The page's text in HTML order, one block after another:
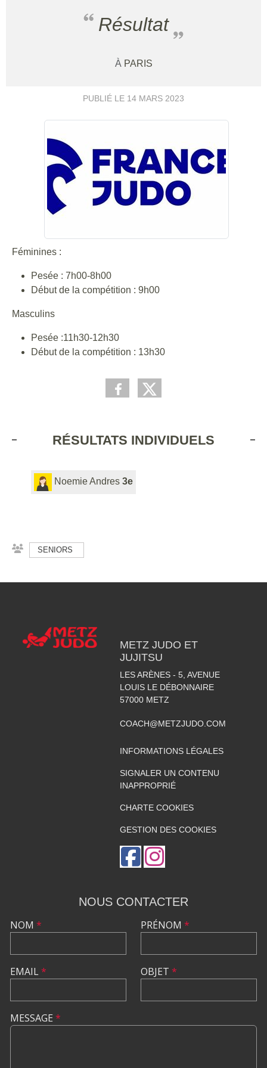
Résultat
À PARIS
PUBLIÉ LE 14 MARS 2023
Féminines :
Pesée : 7h00-8h00
Début de la compétition : 9h00
Masculins
Pesée :11h30-12h30
Début de la compétition : 13h30
RÉSULTATS INDIVIDUELS
Noemie Andres 3e
SENIORS
METZ JUDO ET
JUJITSU
LES ARÈNES - 5, AVENUE
LOUIS LE DÉBONNAIRE
57000 METZ
COACH@METZJUDO.COM
INFORMATIONS LÉGALES
SIGNALER UN CONTENU
INAPPROPRIÉ
CHARTE COOKIES
GESTION DES COOKIES
NOUS CONTACTER
NOM *
EMAIL*
PRÉNOM *
OBJET *
MESSAGE *